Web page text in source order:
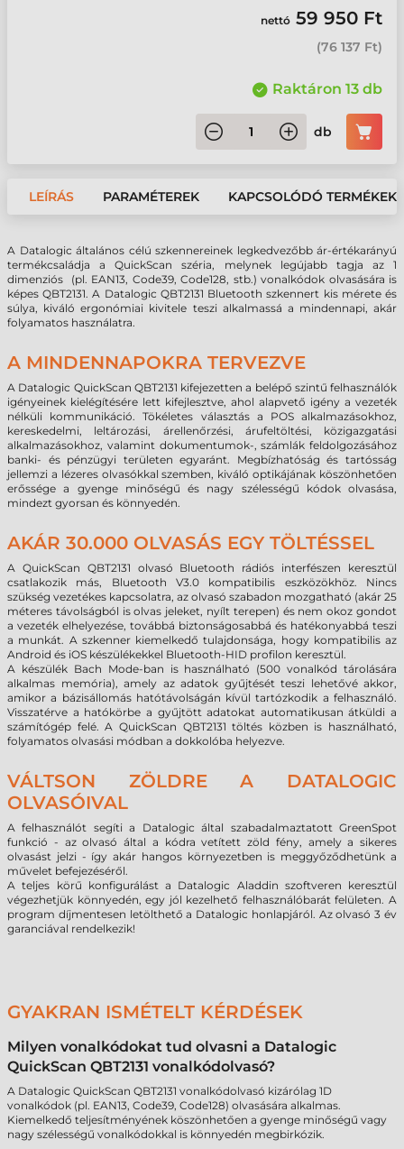
nettó 59 950 Ft
(76 137 Ft)
Raktáron 13 db
db
LEÍRÁS PARAMÉTEREK KAPCSOLÓDÓ TERMÉKEK
A Datalogic általános célú szkennereinek legkedvezőbb ár-értékarányú
termékcsaládja a QuickScan széria, melynek legújabb tagja az 1
dimenziós (pl. EAN13, Code39, Code128, stb.) vonalkódok olvasására is
képes QBT2131. A Datalogic QBT2131 Bluetooth szkennert kis mérete és
súlya, kiváló ergonómiai kivitele teszi alkalmassá a mindennapi, akár
folyamatos használatra.
A MINDENNAPOKRA TERVEZVE
A Datalogic QuickScan QBT2131 kifejezetten a belépő szintű felhasználók
igényeinek kielégítésére lett kifejlesztve, ahol alapvető igény a vezeték
nélküli kommunikáció. Tökéletes választás a POS alkalmazásokhoz,
kereskedelmi, leltározási, árellenőrzési, árufeltöltési, közigazgatási
alkalmazásokhoz, valamint dokumentumok-, számlák feldolgozásához
banki- és pénzügyi területen egyaránt. Megbízhatóság és tartósság
jellemzi a lézeres olvasókkal szemben, kiváló optikájának köszönhetően
erőssége a gyenge minőségű és nagy szélességű kódok olvasása,
mindezt gyorsan és könnyedén.
AKÁR 30.000 OLVASÁS EGY TÖLTÉSSEL
A QuickScan QBT2131 olvasó Bluetooth rádiós interfészen keresztül
csatlakozik más, Bluetooth V3.0 kompatibilis eszközökhöz. Nincs
szükség vezetékes kapcsolatra, az olvasó szabadon mozgatható (akár 25
méteres távolságból is olvas jeleket, nyílt terepen) és nem okoz gondot
a vezeték elhelyezése, továbbá biztonságosabbá és hatékonyabbá teszi
a munkát. A szkenner kiemelkedő tulajdonsága, hogy kompatibilis az
Android és iOS készülékekkel Bluetooth-HID profilon keresztül.
A készülék Bach Mode-ban is használható (500 vonalkód tárolására
alkalmas memória), amely az adatok gyűjtését teszi lehetővé akkor,
amikor a bázisállomás hatótávolságán kívül tartózkodik a felhasználó.
Visszatérve a hatókörbe a gyűjtött adatokat automatikusan átküldi a
számítógép felé. A QuickScan QBT2131 töltés közben is használható,
folyamatos olvasási módban a dokkolóba helyezve.
VÁLTSON ZÖLDRE A DATALOGIC
OLVASÓIVAL
A felhasználót segíti a Datalogic által szabadalmaztatott GreenSpot
funkció - az olvasó által a kódra vetített zöld fény, amely a sikeres
olvasást jelzi - így akár hangos környezetben is meggyőződhetünk a
művelet befejezéséről.
A teljes körű konfigurálást a Datalogic Aladdin szoftveren keresztül
végezhetjük könnyedén, egy jól kezelhető felhasználóbarát felületen. A
program díjmentesen letölthető a Datalogic honlapjáról. Az olvasó 3 év
garanciával rendelkezik!
GYAKRAN ISMÉTELT KÉRDÉSEK
Milyen vonalkódokat tud olvasni a Datalogic
QuickScan QBT2131 vonalkódolvasó?
A Datalogic QuickScan QBT2131 vonalkódolvasó kizárólag 1D
vonalkódok (pl. EAN13, Code39, Code128) olvasására alkalmas.
Kiemelkedő teljesítményének köszönhetően a gyenge minőségű vagy
nagy szélességű vonalkódokkal is könnyedén megbirkózik.